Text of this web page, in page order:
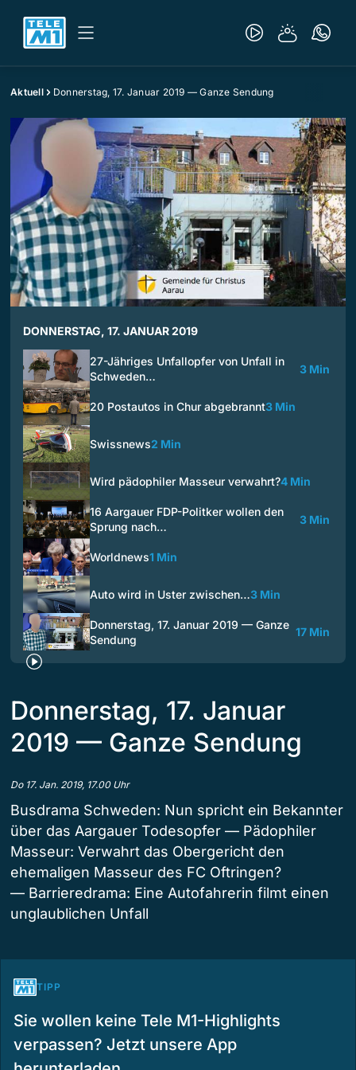
Aktuell Donnerstag, 17. Januar 2019 — Ganze Sendung
DONNERSTAG, 17. JANUAR 2019
27-Jähriges Unfallopfer von Unfall in
Schweden…
3 Min
20 Postautos in Chur abgebrannt3 Min
Swissnews2 Min
Wird pädophiler Masseur verwahrt?4 Min
16 Aargauer FDP-Politker wollen den
Sprung nach…
3 Min
Worldnews1 Min
Auto wird in Uster zwischen…3 Min
Donnerstag, 17. Januar 2019 — Ganze
Sendung
17 Min
Donnerstag, 17. Januar
2019 — Ganze Sendung
Do 17. Jan. 2019, 17.00 Uhr
Busdrama Schweden: Nun spricht ein Bekannter
über das Aargauer Todesopfer — Pädophiler
Masseur: Verwahrt das Obergericht den
ehemaligen Masseur des FC Oftringen?
— Barrieredrama: Eine Autofahrerin filmt einen
unglaublichen Unfall
TIPP
Sie wollen keine Tele M1-Highlights
verpassen? Jetzt unsere App